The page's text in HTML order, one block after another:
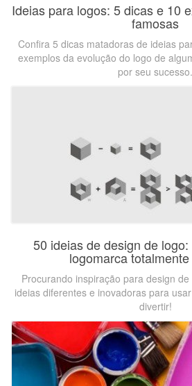
Ideias para logos: 5 dicas e 10
famosas
Confira 5 dicas matadoras de ideias
exemplos da evolução do logo de
por seu sucesso.
50 ideias de design de
logomarca
Procurando inspiração para design
ideias diferentes e inovadoras para
divertir!